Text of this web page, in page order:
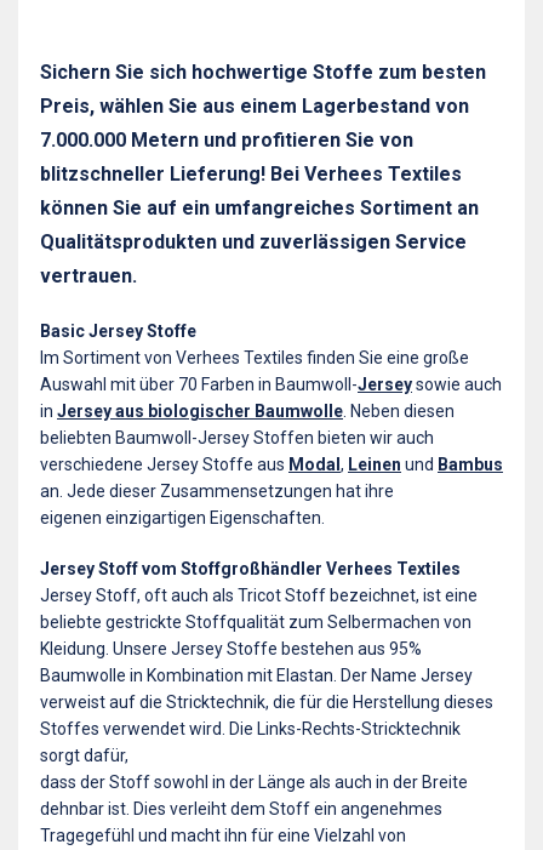
Sichern Sie sich hochwertige Stoffe zum besten
Preis, wählen Sie aus einem Lagerbestand von
7.000.000 Metern und profitieren Sie von
blitzschneller Lieferung! Bei Verhees Textiles
können Sie auf ein umfangreiches Sortiment an
Qualitätsprodukten und zuverlässigen Service
vertrauen.
Basic Jersey Stoffe
Im Sortiment von Verhees Textiles finden Sie eine große
Auswahl mit über 70 Farben in Baumwoll-Jerseysowie auch
in Jersey aus biologischer Baumwolle . Neben diesen
beliebten Baumwoll-Jersey Stoffen bieten wir auch
verschiedene Jersey Stoffe aus Modal, Leinen und Bambus
an. Jede dieser Zusammensetzungen hat ihre
eigenen einzigartigen Eigenschaften.
Jersey Stoff vom Stoffgroßhändler Verhees Textiles
Jersey Stoff, oft auch als Tricot Stoff bezeichnet, ist eine
beliebte gestrickte Stoffqualität zum Selbermachen von
Kleidung. Unsere Jersey Stoffe bestehen aus 95%
Baumwolle in Kombination mit Elastan. Der Name Jersey
verweist auf die Stricktechnik, die für die Herstellung dieses
Stoffes verwendet wird. Die Links-Rechts-Stricktechnik
sorgt dafür,
dass der Stoff sowohl in der Länge als auch in der Breite
dehnbar ist. Dies verleiht dem Stoff ein angenehmes
Tragegefühl und macht ihn für eine Vielzahl von